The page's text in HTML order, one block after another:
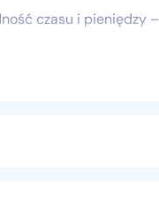
czasu i pieniędzy